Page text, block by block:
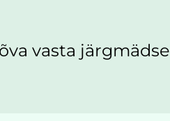
vasta järgmädse